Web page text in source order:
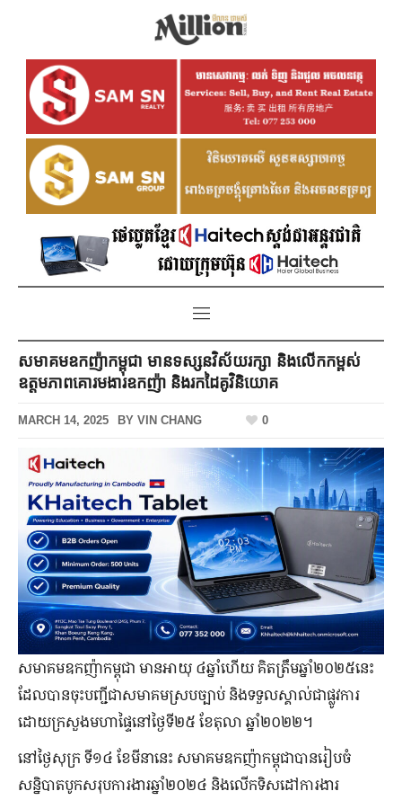
សមាគមឧកញ៉ាកម្ពុជា មានទស្សនវិស័យរក្សា និងលើកកម្ពស់
ឧត្តមភាពគោរមងារឧកញ៉ា និងរកដៃគូវិនិយោគ
MARCH 14, 2025 BY VIN CHANG 0
សមាគមឧកញ៉ាកម្ពុជា មានអាយុ ៤ឆ្នាំហើយ គិតត្រឹមឆ្នាំ២០២៥នេះ
ដែលបានចុះបញ្ជីជាសមាគមស្របច្បាប់ និងទទួលស្គាល់ជាផ្លូវការ
ដោយក្រសួងមហាផ្ទៃនៅថ្ងៃទី២៥ ខែតុលា ឆ្នាំ២០២២។
នៅថ្ងៃសុក្រ ទី១៤ ខែមីនានេះ សមាគមឧកញ៉ាកម្ពុជាបានរៀបចំ
សន្និបាតបូកសរុបការងារឆ្នាំ២០២៤ និងលើកទិសដៅការងារ